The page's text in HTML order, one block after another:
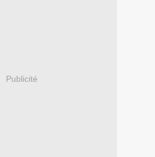
Publicité